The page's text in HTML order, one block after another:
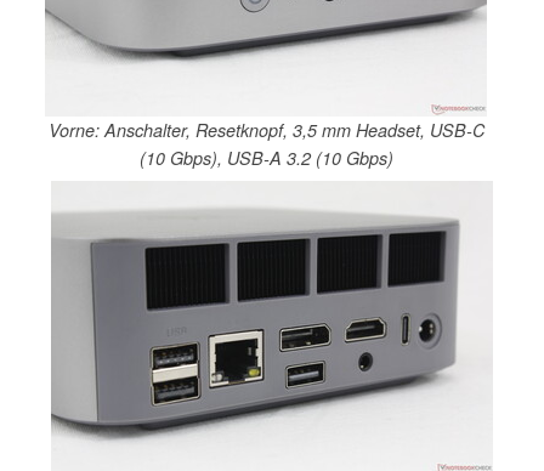
Vorne: Anschalter, Resetknopf, 3,5 mm Headset, USB-C
(10 Gbps), USB-A 3.2 (10 Gbps)